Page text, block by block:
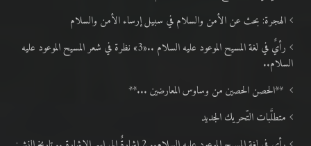
الهجرة: بحث عن الأمن والسلام في سبيل إرساء الأمن والسلام
رأيٌ في لغة المسيح الموعود عليه السلام ..«3» نظرة في شعر المسيح الموعود عليه
السلام..
**الحصن الحصين من وساوس المعارضين ...**
متطلَّبات التّحريك الجديد